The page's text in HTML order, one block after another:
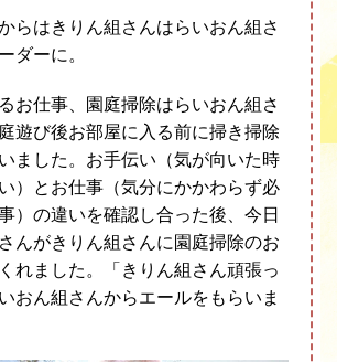
らはきりん組さんはらいおん組さ
ダーに。
お仕事、園庭掃除はらいおん組さ
遊び後お部屋に入る前に掃き掃除
ました。お手伝い（気が向いた時
）とお仕事（気分にかかわらず必
）の違いを確認し合った後、今日
んがきりん組さんに園庭掃除のお
れました。「きりん組さん頑張っ
おん組さんからエールをもらいま